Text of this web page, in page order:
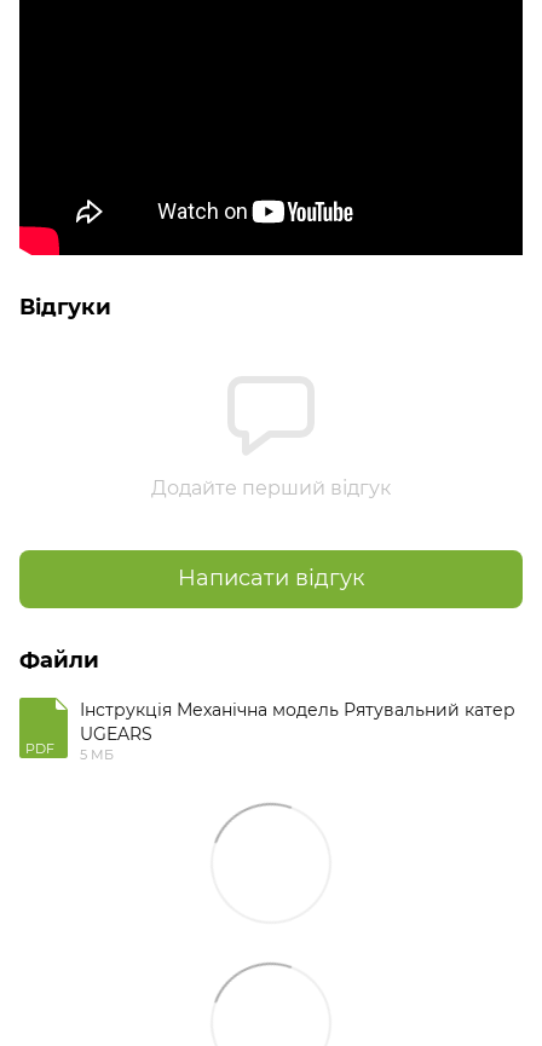
Відгуки
Додайте перший відгук
Написати відгук
Файли
PDF
Інструкція Механічна модель Рятувальний катер
UGEARS
5 МБ